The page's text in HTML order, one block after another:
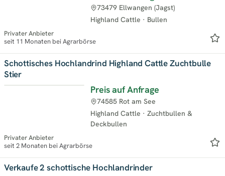
Highland Cattle · Bullen
73479 Ellwangen (Jagst)
Privater Anbieter
seit 11 Monaten bei Agrarbörse
Schottisches Hochlandrind Highland Cattle Zuchtbulle
Stier
Preis auf Anfrage
Highland Cattle · Zuchtbullen &
Deckbullen
74585 Rot am See
Privater Anbieter
seit 2 Monaten bei Agrarbörse
Verkaufe 2 schottische Hochlandrinder